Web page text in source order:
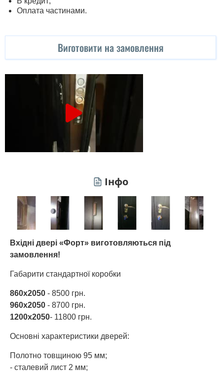
Оплата частинами.
Виготовити на замовлення
Інфо
Вхідні двері «Форт» виготовляються під
замовлення!
Габарити стандартної коробки
860х2050 - 8500 грн.
960х2050 - 8700 грн.
1200х2050- 11800 грн.
Основні характеристики дверей:
Полотно товщиною 95 мм;
- сталевий лист 2 мм;